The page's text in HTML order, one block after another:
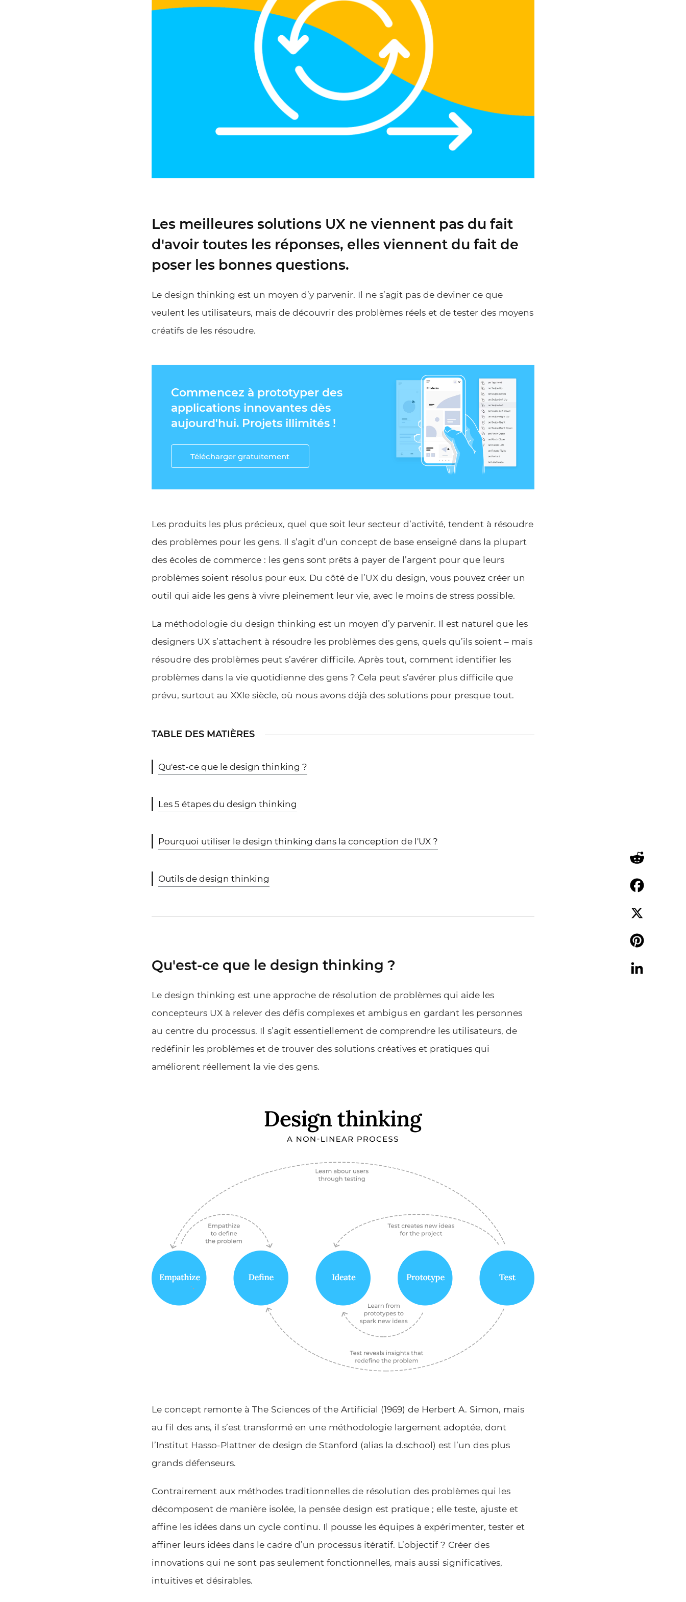
Mieux concevoir ensemble
Justinmind 10.7
Bibliothèque de l'interface utilisateur
d'iOS 18, derniers appareils, et plus
encore.
Les meilleures solutions UX ne viennent pas du fait
d'avoir toutes les réponses, elles viennent du fait de
poser les bonnes questions.
Le design thinking est un moyen d’y parvenir. Il ne s’agit pas de deviner ce que
veulent les utilisateurs, mais de découvrir des problèmes réels et de tester des moyens
créatifs de les résoudre.
Commencez à prototyper des
applications innovantes dès
aujourd'hui. Projets illimités !
Télécharger gratuitement
Les produits les plus précieux, quel que soit leur secteur d’activité, tendent à résoudre
des problèmes pour les gens. Il s’agit d’un concept de base enseigné dans la plupart
des écoles de commerce : les gens sont prêts à payer de l’argent pour que leurs
problèmes soient résolus pour eux. Du côté de l’UX du design, vous pouvez créer un
outil qui aide les gens à vivre pleinement leur vie, avec le moins de stress possible.
La méthodologie du design thinking est un moyen d’y parvenir. Il est naturel que les
designers UX s’attachent à résoudre les problèmes des gens, quels qu’ils soient – mais
résoudre des problèmes peut s’avérer difficile. Après tout, comment identifier les
problèmes dans la vie quotidienne des gens ? Cela peut s’avérer plus difficile que
prévu, surtout au XXIe siècle, où nous avons déjà des solutions pour presque tout.
TABLE DES MATIÈRES
Qu'est-ce que le design thinking ?
Les 5 étapes du design thinking
Pourquoi utiliser le design thinking dans la conception de l'UX ?
Outils de design thinking
Qu'est-ce que le design thinking ?
Le design thinking est une approche de résolution de problèmes qui aide les
concepteurs UX à relever des défis complexes et ambigus en gardant les personnes
au centre du processus. Il s’agit essentiellement de comprendre les utilisateurs, de
redéfinir les problèmes et de trouver des solutions créatives et pratiques qui
améliorent réellement la vie des gens.
Le concept remonte à The Sciences of the Artificial (1969) de Herbert A. Simon, mais
au fil des ans, il s’est transformé en une méthodologie largement adoptée, dont
l’Institut Hasso-Plattner de design de Stanford (alias la d.school) est l’un des plus
grands défenseurs.
Contrairement aux méthodes traditionnelles de résolution des problèmes qui les
décomposent de manière isolée, la pensée design est pratique ; elle teste, ajuste et
affine les idées dans un cycle continu. Il pousse les équipes à expérimenter, tester et
affiner leurs idées dans le cadre d’un processus itératif. L’objectif ? Créer des
innovations qui ne sont pas seulement fonctionnelles, mais aussi significatives,
intuitives et désirables.